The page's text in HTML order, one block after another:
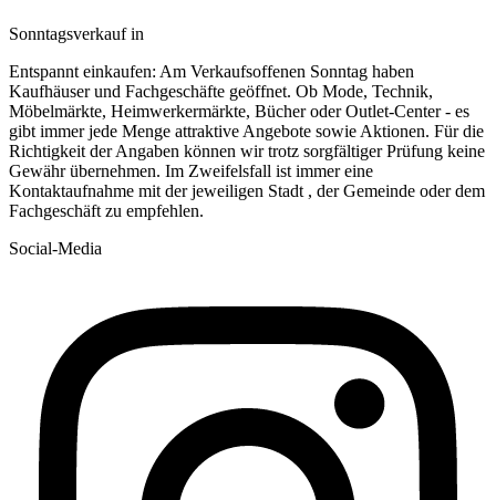
Sonntagsverkauf in
Entspannt einkaufen: Am Verkaufsoffenen Sonntag haben
Kaufhäuser und Fachgeschäfte geöffnet. Ob Mode, Technik,
Möbelmärkte, Heimwerkermärkte, Bücher oder Outlet-Center - es
gibt immer jede Menge attraktive Angebote sowie Aktionen. Für die
Richtigkeit der Angaben können wir trotz sorgfältiger Prüfung keine
Gewähr übernehmen. Im Zweifelsfall ist immer eine
Kontaktaufnahme mit der jeweiligen Stadt , der Gemeinde oder dem
Fachgeschäft zu empfehlen.
Social-Media